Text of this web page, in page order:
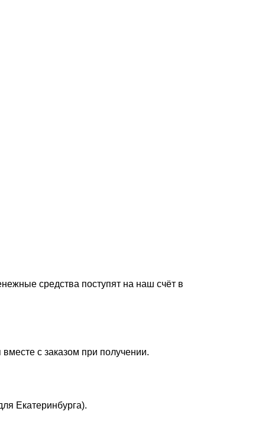
средства поступят на наш счёт в
с заказом при получении.
Екатеринбурга).